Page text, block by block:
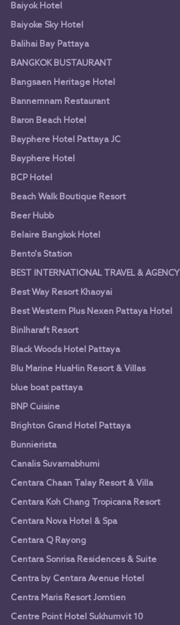
Baiyok Hotel
Baiyoke Sky Hotel
Balihai Bay Pattaya
BANGKOK BUSTAURANT
Bangsaen Heritage Hotel
Bannernnam Restaurant
Baron Beach Hotel
Bayphere Hotel Pattaya JC
Bayphere Hotel
BCP Hotel
Beach Walk Boutique Resort
Beer Hubb
Belaire Bangkok Hotel
Bento's Station
BEST INTERNATIONAL TRAVEL & AGENCY
Best Way Resort Khaoyai
Best Western Plus Nexen Pattaya Hotel
Binlharaft Resort
Black Woods Hotel Pattaya
Blu Marine HuaHin Resort & Villas
blue boat pattaya
BNP Cuisine
Brighton Grand Hotel Pattaya
Bunnierista
Canalis Suvarnabhumi
Centara Chaan Talay Resort & Villa
Centara Koh Chang Tropicana Resort
Centara Nova Hotel & Spa
Centara Q Rayong
Centara Sonrisa Residences & Suite
Centra by Centara Avenue Hotel
Centra Maris Resort Jomtien
Centre Point Hotel Sukhumvit 10